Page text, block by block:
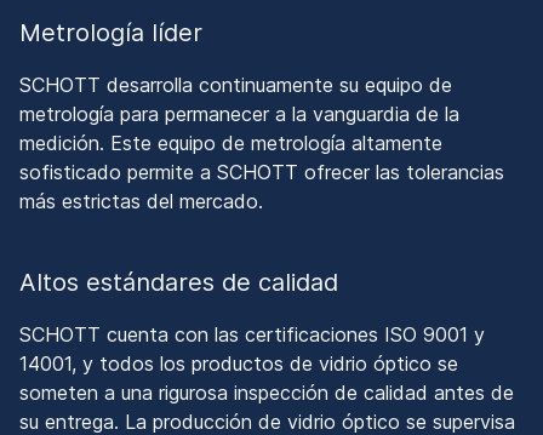
Metrología líder
SCHOTT desarrolla continuamente su equipo de
metrología para permanecer a la vanguardia de la
medición. Este equipo de metrología altamente
sofisticado permite a SCHOTT ofrecer las tolerancias
más estrictas del mercado.
Altos estándares de calidad
SCHOTT cuenta con las certificaciones ISO 9001 y
14001, y todos los productos de vidrio óptico se
someten a una rigurosa inspección de calidad antes de
su entrega. La producción de vidrio óptico se supervisa